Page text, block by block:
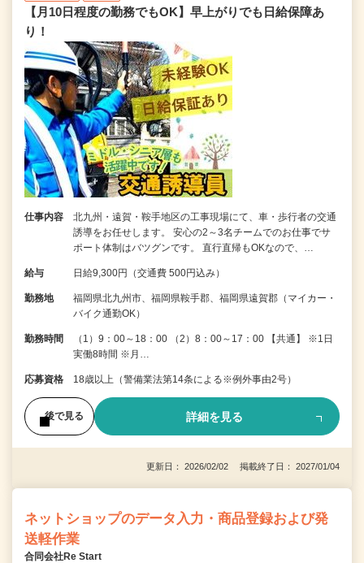
【月10日程度の勤務でもOK】早上がりでも日給保障あ
り！
仕事内容
北九州・遠賀・鞍手地区の工事現場にて、車・歩行者の交通
誘導をお任せします。 安心の2～3名チームでのお仕事でサ
ポート体制はバツグンです。 直行直帰もOKなので、…
給与 日給9,300円（交通費 500円込み）
勤務地
福岡県北九州市、福岡県鞍手郡、福岡県遠賀郡（マイカー・
バイク通勤OK）
勤務時間
（1）9：00～18：00 （2）8：00～17：00 【共通】 ※1日
実働8時間 ※月…
応募資格 18歳以上（警備業法第14条による※例外事由2号）
後で見る 詳細を見る
更新日： 2026/02/02 掲載終了日： 2027/01/04
ネットショップのデータ入力・商品登録および発
送軽作業
合同会社Re Start